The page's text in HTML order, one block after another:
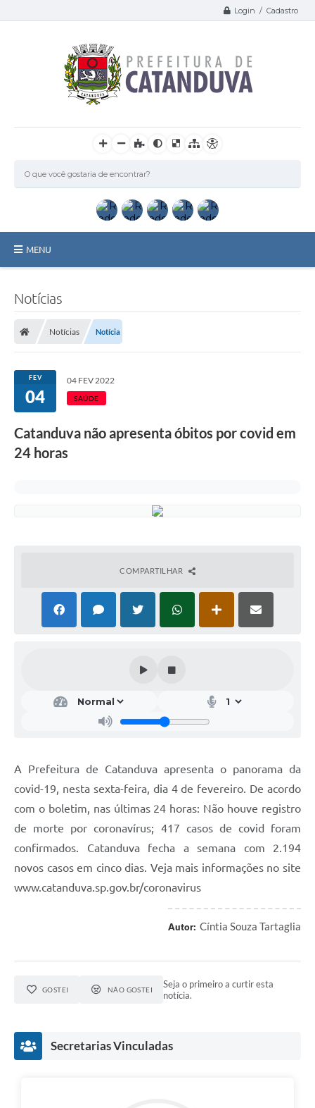
Login / Cadastro
MENU
Licitações / PCA
Transparência
Contratos
Jornal
Agenda
Diário Oficial
Notícias
Notícias Notícia
FEV
04
04 FEV 2022
SAÚDE
Catanduva não apresenta óbitos por covid em
24 horas
COMPARTILHAR
A Prefeitura de Catanduva apresenta o panorama da
covid-19, nesta sexta-feira, dia 4 de fevereiro. De acordo
com o boletim, nas últimas 24 horas: Não houve registro
de morte por coronavírus; 417 casos de covid foram
confirmados. Catanduva fecha a semana com 2.194
novos casos em cinco dias. Veja mais informações no site
www.catanduva.sp.gov.br/coronavirus
Autor: Cíntia Souza Tartaglia
GOSTEI NÃO GOSTEI
Seja o primeiro a curtir esta
notícia.
Secretarias Vinculadas